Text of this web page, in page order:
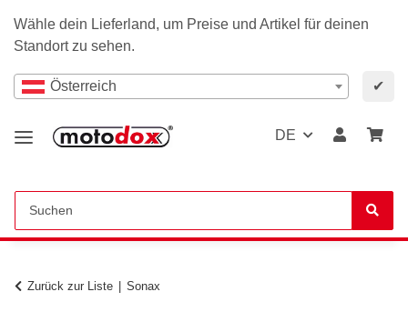
Wähle dein Lieferland, um Preise und Artikel für deinen
Standort zu sehen.
Österreich ✔
DE
Zurück zur Liste Sonax